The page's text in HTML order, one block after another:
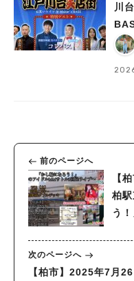
川
も
前のページへ
【
柏
う
次のページへ
【柏市】2025年7月